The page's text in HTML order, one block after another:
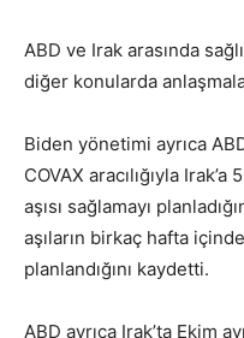
ABD ve Irak arasında
diğer konularda
Biden yönetimi ayrıca
COVAX aracılığıyla
aşısı sağlamayı
aşıların birkaç hafta
planlandığını kaydetti.
ABD ayrıca Irak’ta Ekim